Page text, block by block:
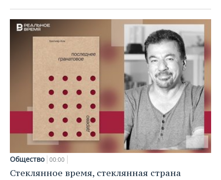
Общество 00:00
Стеклянное время, стеклянная страна